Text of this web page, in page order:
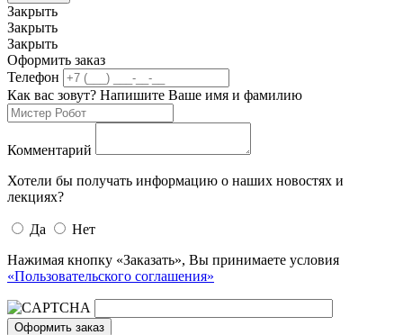
Закрыть
Закрыть
Закрыть
Оформить заказ
Телефон
Как вас зовут? Напишите Ваше имя и фамилию
Комментарий
Хотели бы получать информацию о наших новостях и
лекциях?
Да
Нет
Нажимая кнопку «Заказать», Вы принимаете условия
«Пользовательского соглашения»
Оформить заказ